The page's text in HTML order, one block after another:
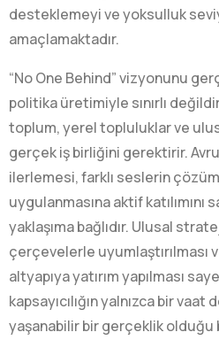
desteklemeyi ve yoksulluk
amaçlamaktadır.
“No One Behind” vizyonunu
politika üretimiyle sınırlı
toplum, yerel topluluklar ve
gerçek iş birliğini gerektirir.
ilerlemesi, farklı seslerin
uygulanmasına aktif katılımını
yaklaşıma bağlıdır. Ulusal
çerçevelerle uyumlaştırılması
altyapıya yatırım yapılması
kapsayıcılığın yalnızca bir
yaşanabilir bir gerçeklik